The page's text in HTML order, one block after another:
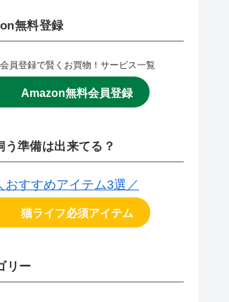
無料登録
員登録で賢くお買物！サービス一覧
Amazon無料会員登録
う準備は出来てる？
おすすめアイテム3選／
猫ライフ必須アイテム
リー